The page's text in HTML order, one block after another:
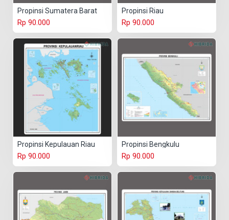
Propinsi Sumatera Barat
Rp 90.000
Propinsi Riau
Rp 90.000
Propinsi Kepulauan Riau
Rp 90.000
Propinsi Bengkulu
Rp 90.000